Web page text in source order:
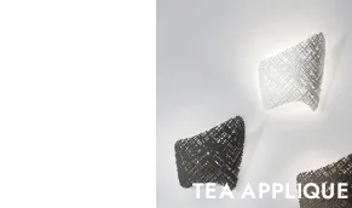
TEA APPLIQUE